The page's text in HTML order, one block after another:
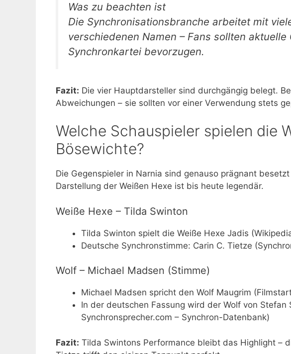
Was zu beachten ist
Die Synchronisationsbranche arbeitet mit
verschiedenen Namen – Fans sollten
Synchronkartei bevorzugen.
Fazit: Die vier Hauptdarsteller sind durchgängig belegt.
Abweichungen – sie sollten vor einer Verwendung stets
Welche Schauspieler spielen die
Bösewichte?
Die Gegenspieler in Narnia sind genauso prägnant
Darstellung der Weißen Hexe ist bis heute legendär.
Weiße Hexe – Tilda Swinton
Tilda Swinton spielt die Weiße Hexe Jadis
Deutsche Synchronstimme: Carin C. Tietze
Wolf – Michael Madsen (Stimme)
Michael Madsen spricht den Wolf Maugrim
In der deutschen Fassung wird der Wolf von
Synchronsprecher.com – Synchron-Datenbank)
Fazit: Tilda Swintons Performance bleibt das Highlight –